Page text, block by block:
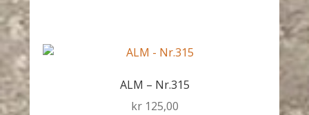
ALM – Nr.315
kr125,00